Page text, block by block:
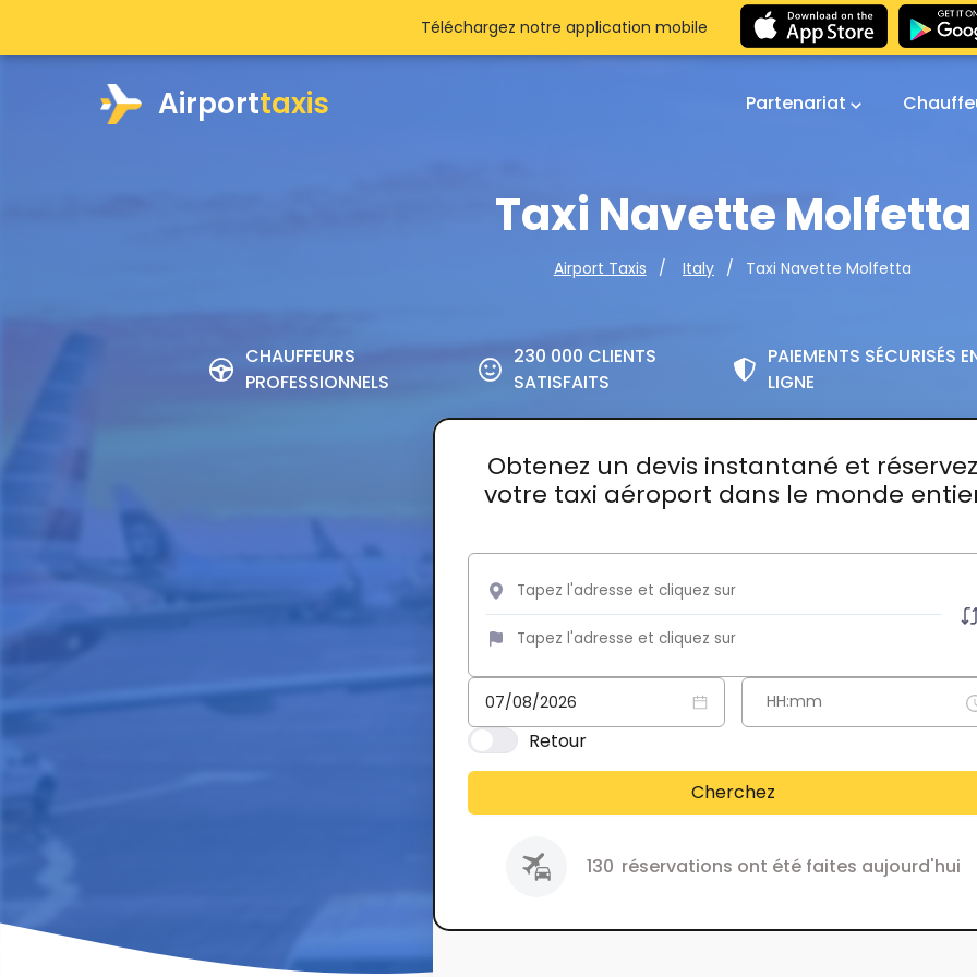
Airporttaxis Partenariat
Taxi Navette Molfetta
Airport Taxis Italy Taxi Navette Molfetta
CHAUFFEURS
PROFESSIONNELS
230 000 CLIENTS
SATISFAITS
PAIEMENTS SÉCURISÉS
LIGNE
Obtenez un devis instantané et réservez
votre taxi aéroport dans le monde
Retour
Cherchez
130 réservations ont été faites aujourd'hui
Téléchargez notre application mobile